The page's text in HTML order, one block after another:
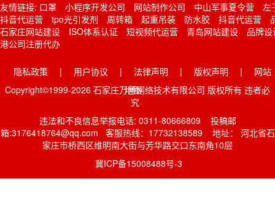
友情链接: 口罩 小程序开发公司 网站制作公司 中山军事夏令营
左
抖音代运营
tpo光引发剂 周转箱 起重吊装 防水胶 抖音代运营
石家庄网站建设
ISO体系认证 短视频代运营 青岛网站建设
品牌设
港公司注册代办
隐私政策 | 用户协议 | 法律声明 | 版权声明 |
网站
地图
Copyright©1999-2026 石家庄万博网络技术有限公司 版权所有 违者必
究
违法和不良信息举报电话: 0311-80666809 投稿邮
箱:3176418764@qq.com 客服热线：17732138589 地址： 河北省石
家庄市桥西区维明南大街与芳华路交口东南角10层
冀ICP备15008488号-3